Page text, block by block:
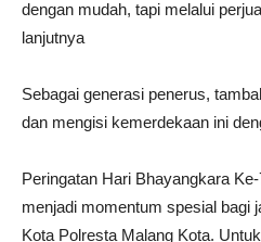
dengan mudah, tapi melalui
lanjutnya
Sebagai generasi penerus,
dan mengisi kemerdekaan ini
Peringatan Hari Bhayangkara
menjadi momentum spesial bagi
Kota Polresta Malang Kota.